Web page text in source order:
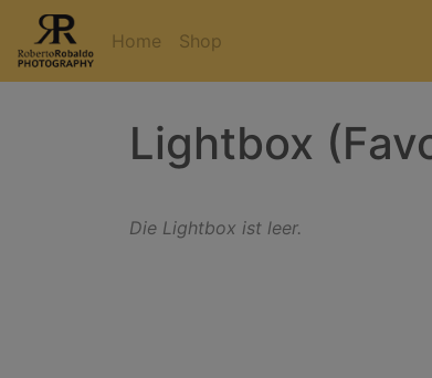
Home Shop
Lightbox
Die Lightbox ist leer.